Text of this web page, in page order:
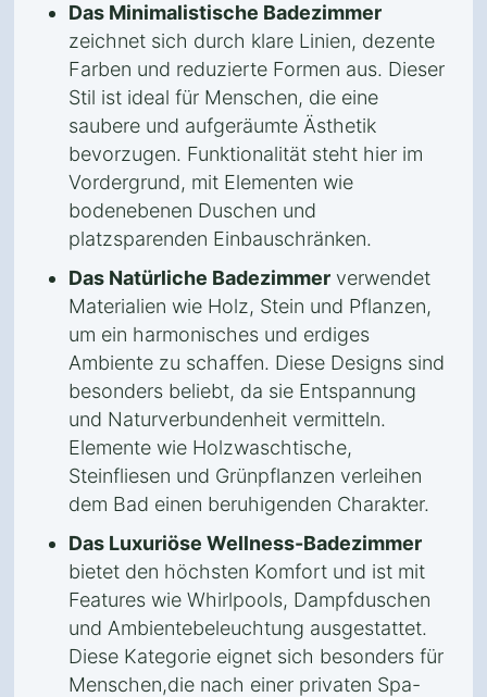
Das Minimalistische Badezimmer
zeichnet sich durch klare Linien, dezente
Farben und reduzierte Formen aus. Dieser
Stil ist ideal für Menschen, die eine
saubere und aufgeräumte Ästhetik
bevorzugen. Funktionalität steht hier im
Vordergrund, mit Elementen wie
bodenebenen Duschen und
platzsparenden Einbauschränken.
Das Natürliche Badezimmer verwendet
Materialien wie Holz, Stein und Pflanzen,
um ein harmonisches und erdiges
Ambiente zu schaffen. Diese Designs sind
besonders beliebt, da sie Entspannung
und Naturverbundenheit vermitteln.
Elemente wie Holzwaschtische,
Steinfliesen und Grünpflanzen verleihen
dem Bad einen beruhigenden Charakter.
Das Luxuriöse Wellness-Badezimmer
bietet den höchsten Komfort und ist mit
Features wie Whirlpools, Dampfduschen
und Ambientebeleuchtung ausgestattet.
Diese Kategorie eignet sich besonders für
Menschen,die nach einer privaten Spa-